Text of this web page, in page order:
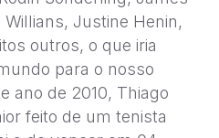
Justine Henin,
outros, o que iria
para o nosso
ano de 2010, Thiago
feito de um tenista